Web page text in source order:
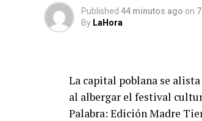
Published 44 minutos ago on
By LaHora
La capital poblana se
al albergar el festival
Palabra: Edición Madre